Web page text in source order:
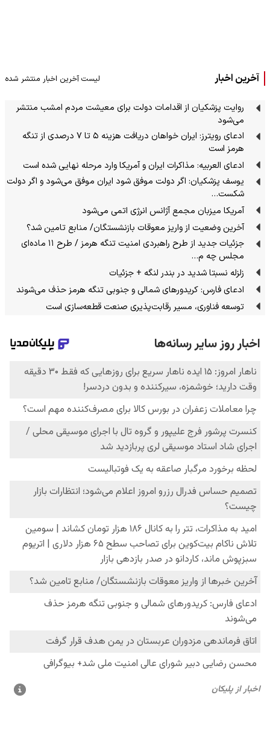
آخرین اخبار لیست آخرین اخبار منتشر شده
روایت پزشکیان از اقدامات دولت برای معیشت مردم امشب منتشر
می‌شود
ادعای رویترز: ایران خواهان دریافت هزینه ۵ تا ۷ درصدی از تنگه
هرمز است
ادعای العربیه: مذاکرات ایران و آمریکا وارد مرحله نهایی شده است
یوسف پزشکیان: اگر دولت موفق شود ایران موفق می‌شود و اگر دولت
شکست…
آمریکا میزبان مجمع آژانس انرژی اتمی می‌شود
آخرین وضعیت از واریز معوقات بازنشستگان/ منابع تامین شد؟
جزئیات جدید از طرح راهبردی امنیت تنگه هرمز / طرح ۱۱ ماده‌ای
مجلس چه م…
زلزله نسبتا شدید در بندر لنگه + جزئیات
ادعای فارس: کریدورهای شمالی و جنوبی تنگه هرمز حذف می‌شوند
توسعه فناوری، مسیر رقابت‌پذیری صنعت قطعه‌سازی است